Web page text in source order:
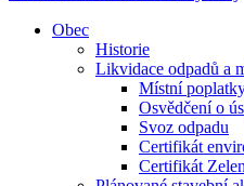
Obec
Historie
Likvidace odpadů a
Místní
Osvědčení o
Svoz odpadu
Certifikát
Certifikát